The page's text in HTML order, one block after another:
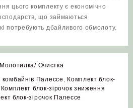
цього комплекту є економічно
що займаються
потребують дбайливого обмолоту.
Молотилка/ Очистка
Палессе
Комплект блок-
Комплект блок-зірочок зниження
блок-зірочок Палессе